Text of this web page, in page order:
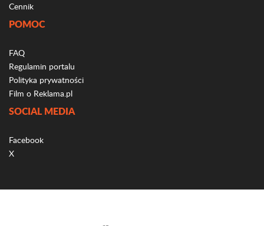
Cennik
POMOC
FAQ
Regulamin portalu
Polityka prywatności
Film o Reklama.pl
SOCIAL MEDIA
Facebook
X